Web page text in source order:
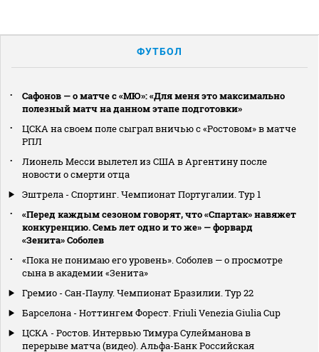
ФУТБОЛ
Сафонов — о матче с «МЮ»: «Для меня это максимально
полезный матч на данном этапе подготовки»
ЦСКА на своем поле сыграл вничью с «Ростовом» в матче
РПЛ
Лионель Месси вылетел из США в Аргентину после
новости о смерти отца
Эштрела - Спортинг. Чемпионат Португалии. Тур 1
«Перед каждым сезоном говорят, что «Спартак» навяжет
конкуренцию. Семь лет одно и то же» — форвард
«Зенита» Соболев
«Пока не понимаю его уровень». Соболев — о просмотре
сына в академии «Зенита»
Гремио - Сан-Паулу. Чемпионат Бразилии. Тур 22
Барселона - Ноттингем Форест. Friuli Venezia Giulia Cup
ЦСКА - Ростов. Интервью Тимура Сулейманова в
перерыве матча (видео). Альфа-Банк Российская